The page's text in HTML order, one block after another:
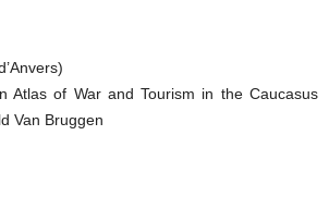
Atlas of War and Tourism in the Caucasus
Van Bruggen